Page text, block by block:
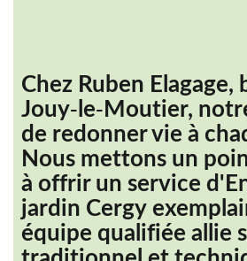
Chez Ruben Elagage,
Jouy-le-Moutier,
de redonner vie à
Nous mettons un
à offrir un service d'
jardin Cergy
équipe qualifiée allie